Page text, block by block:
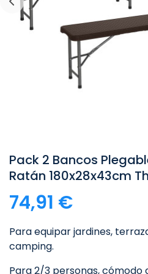
Pack 2 Bancos
Ratán 180x28x43cm
74,91 €
Para equipar jardines,
camping.
Para 2/3 personas, cómodo